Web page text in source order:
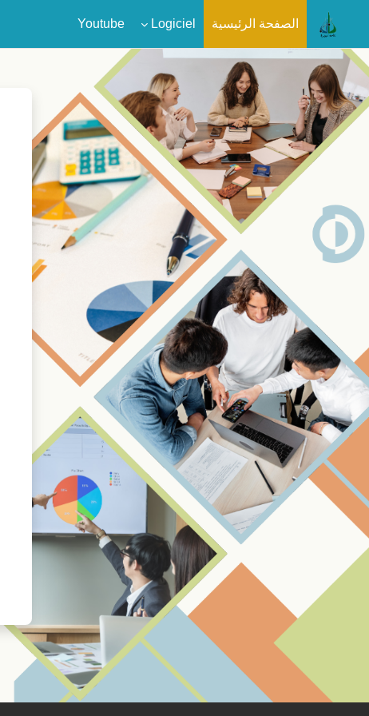
تخطى إلى المحتوى الرئيسي
الصفحة الرئيسية Logiciel
Youtube